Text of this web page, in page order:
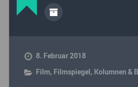
8. Februar 2018
Film, Filmspiegel, Kolumnen &